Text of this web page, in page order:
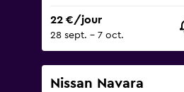
22 €/jour
28 sept. - 7 oct.
Nissan Navara